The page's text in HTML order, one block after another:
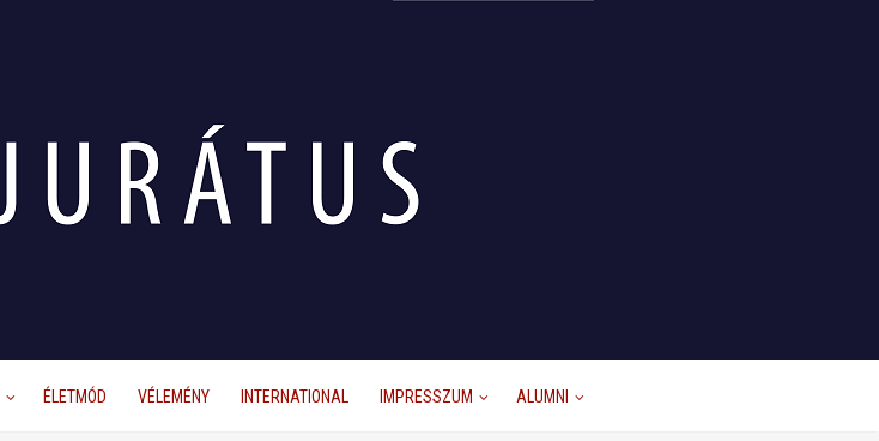
ÉLETMÓD VÉLEMÉNY INTERNATIONAL IMPRESSZUM ALUMNI